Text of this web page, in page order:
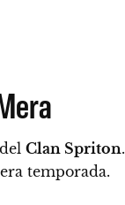
Clan Spriton.
temporada.